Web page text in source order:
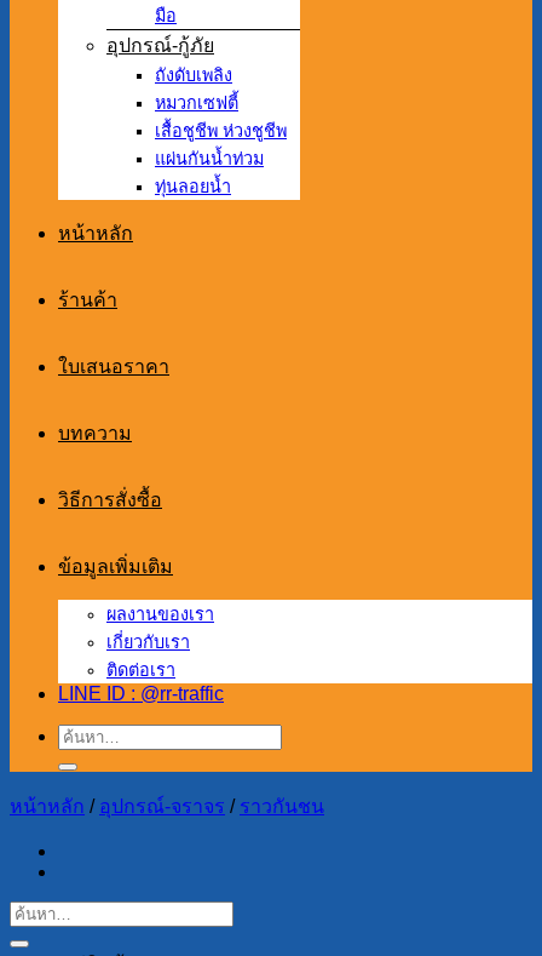
มือ
อุปกรณ์-กู้ภัย
ถังดับเพลิง
หมวกเซฟตี้
เสื้อชูชีพ ห่วงชูชีพ
แผ่นกันน้ำท่วม
ทุ่นลอยน้ำ
หน้าหลัก
ร้านค้า
ใบเสนอราคา
บทความ
วิธีการสั่งซื้อ
ข้อมูลเพิ่มเติม
ผลงานของเรา
เกี่ยวกับเรา
ติดต่อเรา
LINE ID : @rr-traffic
ค้นหา:
หน้าหลัก / อุปกรณ์-จราจร / ราวกันชน